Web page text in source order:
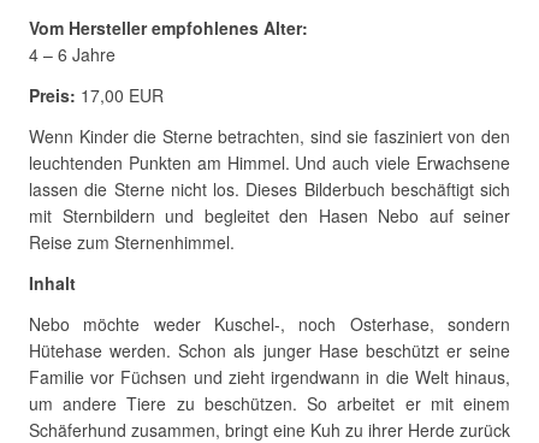
Vom Hersteller empfohlenes Alter:
4 – 6 Jahre
Preis: 17,00 EUR
Wenn Kinder die Sterne betrachten, sind sie fasziniert von den
leuchtenden Punkten am Himmel. Und auch viele Erwachsene
lassen die Sterne nicht los. Dieses Bilderbuch beschäftigt sich
mit Sternbildern und begleitet den Hasen Nebo auf seiner
Reise zum Sternenhimmel.
Inhalt
Nebo möchte weder Kuschel-, noch Osterhase, sondern
Hütehase werden. Schon als junger Hase beschützt er seine
Familie vor Füchsen und zieht irgendwann in die Welt hinaus,
um andere Tiere zu beschützen. So arbeitet er mit einem
Schäferhund zusammen, bringt eine Kuh zu ihrer Herde zurück